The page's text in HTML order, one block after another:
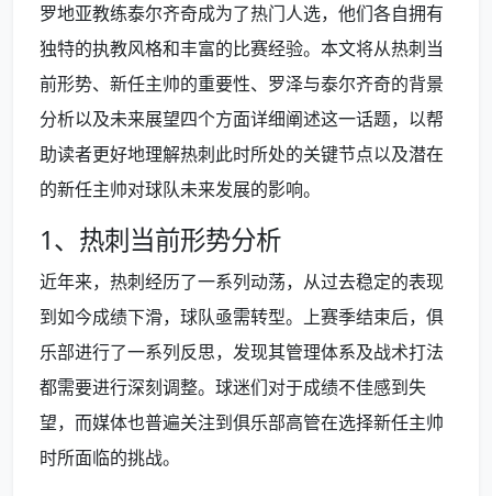
罗地亚教练泰尔齐奇成为了热门人选，他们各自拥有
独特的执教风格和丰富的比赛经验。本文将从热刺当
前形势、新任主帅的重要性、罗泽与泰尔齐奇的背景
分析以及未来展望四个方面详细阐述这一话题，以帮
助读者更好地理解热刺此时所处的关键节点以及潜在
的新任主帅对球队未来发展的影响。
1、热刺当前形势分析
近年来，热刺经历了一系列动荡，从过去稳定的表现
到如今成绩下滑，球队亟需转型。上赛季结束后，俱
乐部进行了一系列反思，发现其管理体系及战术打法
都需要进行深刻调整。球迷们对于成绩不佳感到失
望，而媒体也普遍关注到俱乐部高管在选择新任主帅
时所面临的挑战。